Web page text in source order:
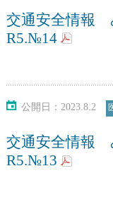
交通安全情報
R5.№14
公開日：2023.8.2
交通安全情報
R5.№13